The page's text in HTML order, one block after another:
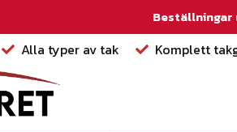
Beställningar
Alla typer av tak Komplett